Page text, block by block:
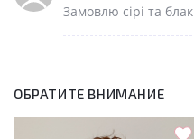
Замовлю сірі та
ОБРАТИТЕ ВНИМАНИЕ